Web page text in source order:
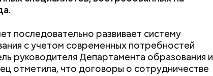
последовательно развивает систему
с учетом современных потребностей
руководителя Департамента образования и
отметила, что договоры о сотрудничестве
классов глубоко погружаются в
Для них организуют экскурсии и